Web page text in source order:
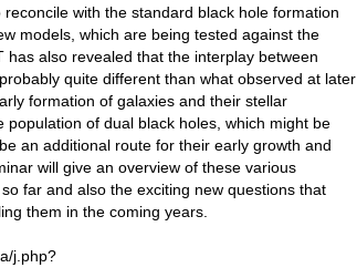
with the standard black hole formation
models, which are being tested against the
also revealed that the interplay between
quite different than what observed at later
formation of galaxies and their stellar
population of dual black holes, which might be
an additional route for their early growth and
will give an overview of these various
far and also the exciting new questions that
them in the coming years.
j.php?